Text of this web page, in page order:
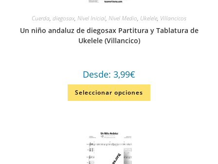
Cuerda, diegosax, Nivel Inicial, Nivel Medio, Ukelele, Villancicos
Un niño andaluz de diegosax Partitura y Tablatura de
Ukelele (Villancico)
Desde: 3,99€
Seleccionar opciones